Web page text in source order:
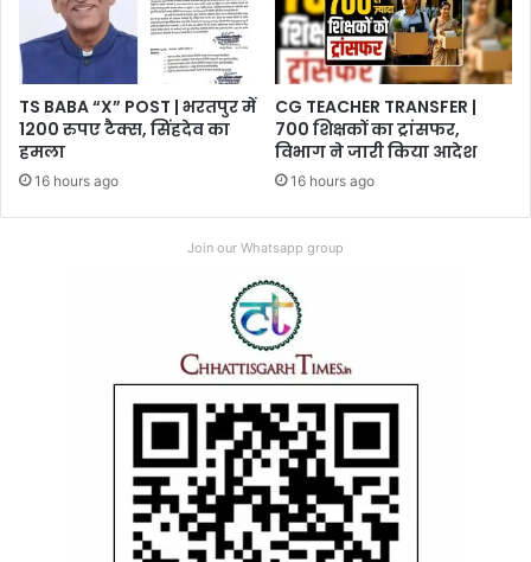
TS BABA “X” POST | भरतपुर में
1200 रुपए टैक्स, सिंहदेव का
हमला
16 hours ago
CG TEACHER TRANSFER |
700 शिक्षकों का ट्रांसफर,
विभाग ने जारी किया आदेश
16 hours ago
Join our Whatsapp group